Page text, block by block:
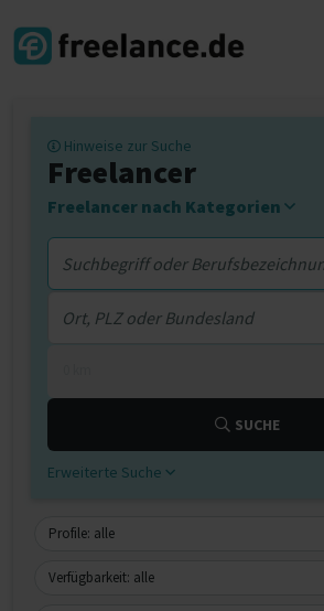
Hinweise zur Suche
Freelancer
Freelancer nach Kategorien
SUCHE
Erweiterte Suche
Profile: alle
Verfügbarkeit: alle